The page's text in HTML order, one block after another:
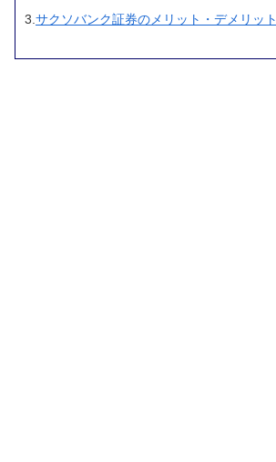
3. サクソバンク証券のメリット・デメリット